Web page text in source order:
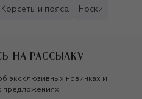
Корсеты и пояса Носки
НА РАССЫЛКУ
эксклюзивных новинках и
предложениях